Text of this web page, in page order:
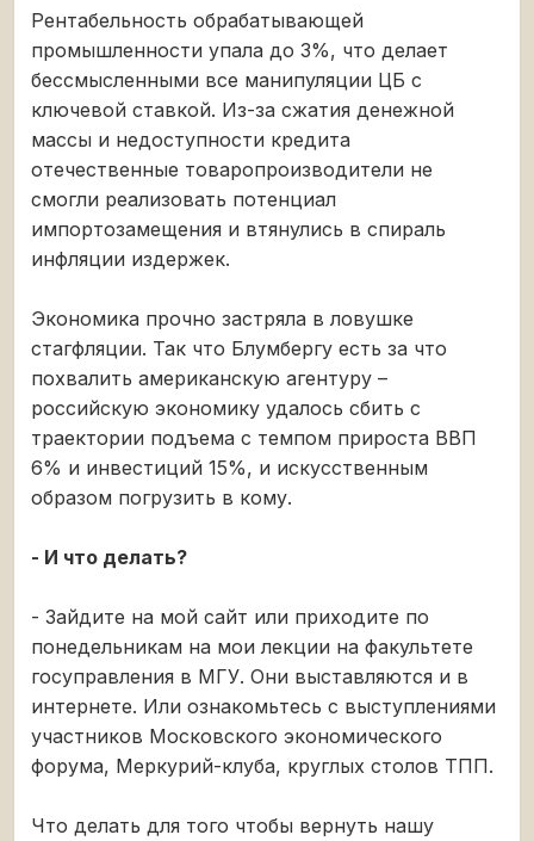
Рентабельность обрабатывающей
промышленности упала до 3%, что делает
бессмысленными все манипуляции ЦБ с
ключевой ставкой. Из-за сжатия денежной
массы и недоступности кредита
отечественные товаропроизводители не
смогли реализовать потенциал
импортозамещения и втянулись в спираль
инфляции издержек.
Экономика прочно застряла в ловушке
стагфляции. Так что Блумбергу есть за что
похвалить американскую агентуру –
российскую экономику удалось сбить с
траектории подъема с темпом прироста ВВП
6% и инвестиций 15%, и искусственным
образом погрузить в кому.
- И что делать?
- Зайдите на мой сайт или приходите по
понедельникам на мои лекции на факультете
госуправления в МГУ. Они выставляются и в
интернете. Или ознакомьтесь с выступлениями
участников Московского экономического
форума, Меркурий-клуба, круглых столов ТПП.
Что делать для того чтобы вернуть нашу